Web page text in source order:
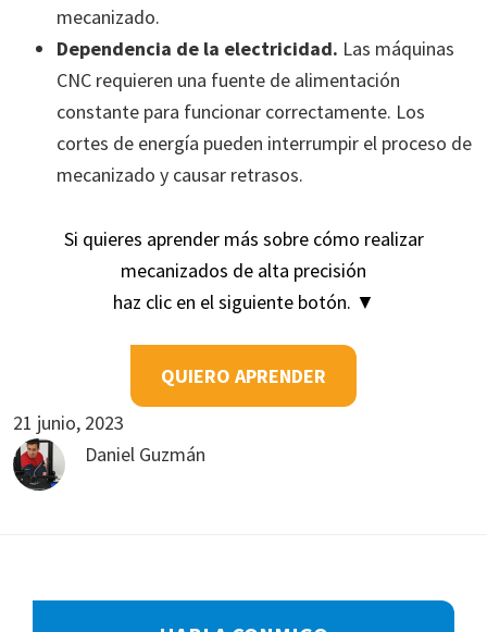
mecanizado.
Dependencia de la electricidad. Las máquinas
CNC requieren una fuente de alimentación
constante para funcionar correctamente. Los
cortes de energía pueden interrumpir el proceso de
mecanizado y causar retrasos.
Si quieres aprender más sobre cómo realizar
mecanizados de alta precisión
haz clic en el siguiente botón. ▼
QUIERO APRENDER
21 junio, 2023
Daniel Guzmán